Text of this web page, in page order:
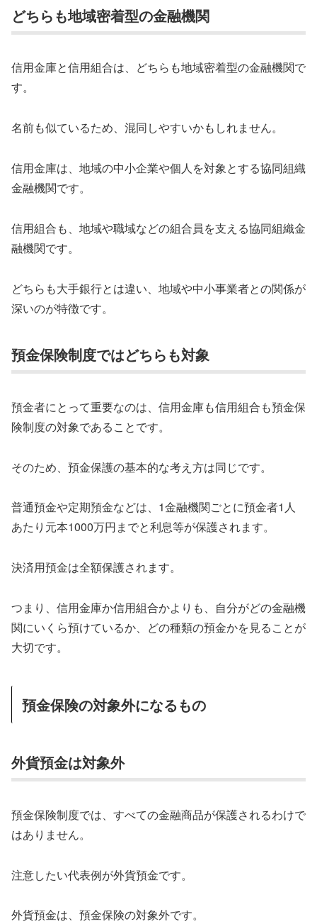
どちらも地域密着型の金融機関
信用金庫と信用組合は、どちらも地域密着型の金融機関で
す。
名前も似ているため、混同しやすいかもしれません。
信用金庫は、地域の中小企業や個人を対象とする協同組織
金融機関です。
信用組合も、地域や職域などの組合員を支える協同組織金
融機関です。
どちらも大手銀行とは違い、地域や中小事業者との関係が
深いのが特徴です。
預金保険制度ではどちらも対象
預金者にとって重要なのは、信用金庫も信用組合も預金保
険制度の対象であることです。
そのため、預金保護の基本的な考え方は同じです。
普通預金や定期預金などは、1金融機関ごとに預金者1人
あたり元本1000万円までと利息等が保護されます。
決済用預金は全額保護されます。
つまり、信用金庫か信用組合かよりも、自分がどの金融機
関にいくら預けているか、どの種類の預金かを見ることが
大切です。
預金保険の対象外になるもの
外貨預金は対象外
預金保険制度では、すべての金融商品が保護されるわけで
はありません。
注意したい代表例が外貨預金です。
外貨預金は、預金保険の対象外です。